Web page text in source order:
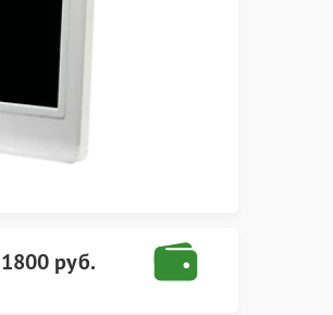
1800 руб.